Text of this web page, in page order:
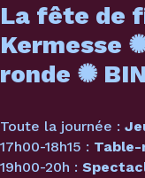
La fête de
Kermesse
ronde ✺
Toute la journée :
17h00-18h15 : Table-
19h00-20h :